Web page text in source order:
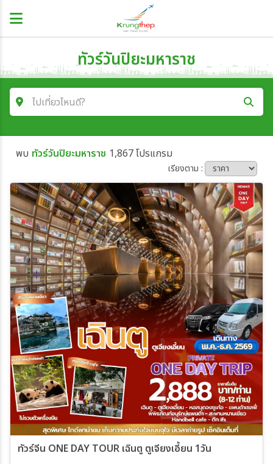
ทัวร์วันปิยะมหาราช
ไปเที่ยวไหนดี?
ค้นหาโปรแกรมทัวร์
โซน
ประเทศ
เมือง
สายการบิน
ตั้งแต่วันที่
ถึงวันที่
พบ ทัวร์วันปิยะมหาราช 1,867 โปรแกรม
เรียงตาม :
ทัวร์จีน ONE DAY TOUR เฉินตู ตูเจียงเอี้ยน 1วัน